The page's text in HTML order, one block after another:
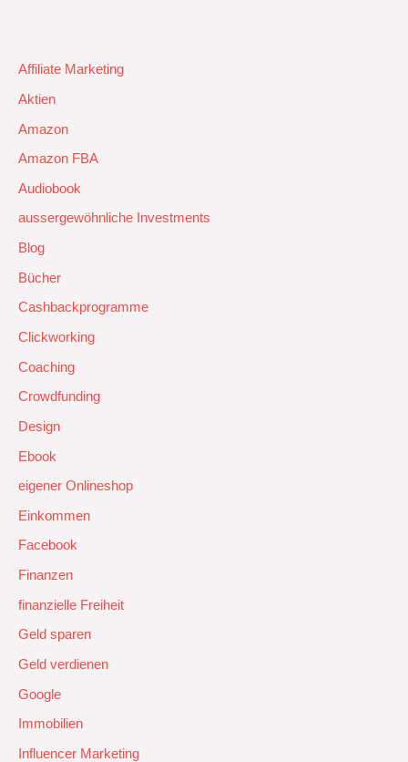
Affiliate Marketing
Aktien
Amazon
Amazon FBA
Audiobook
aussergewöhnliche Investments
Blog
Bücher
Cashbackprogramme
Clickworking
Coaching
Crowdfunding
Design
Ebook
eigener Onlineshop
Einkommen
Facebook
Finanzen
finanzielle Freiheit
Geld sparen
Geld verdienen
Google
Immobilien
Influencer Marketing